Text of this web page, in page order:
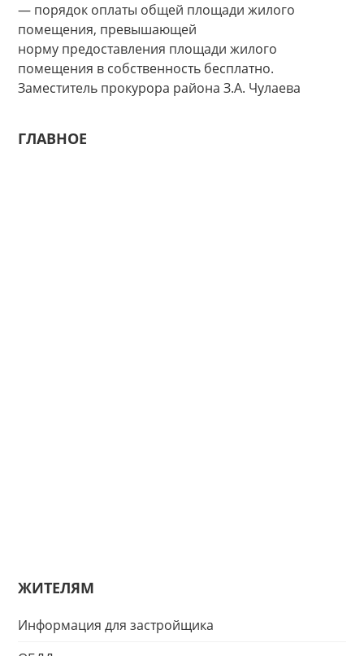
— порядок оплаты общей площади жилого
помещения, превышающей
норму предоставления площади жилого
помещения в собственность бесплатно.
Заместитель прокурора района З.А. Чулаева
ГЛАВНОЕ
ЖИТЕЛЯМ
Информация для застройщика